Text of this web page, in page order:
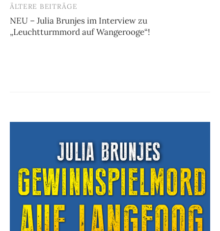
Beitragsnavigation
ÄLTERE BEITRÄGE
NEU – Julia Brunjes im Interview zu
„Leuchtturmmord auf Wangerooge“!